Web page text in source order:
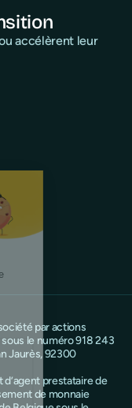
accélèrent leur
par actions
le numéro 918 243
Jaurès, 92300
prestataire de
de monnaie